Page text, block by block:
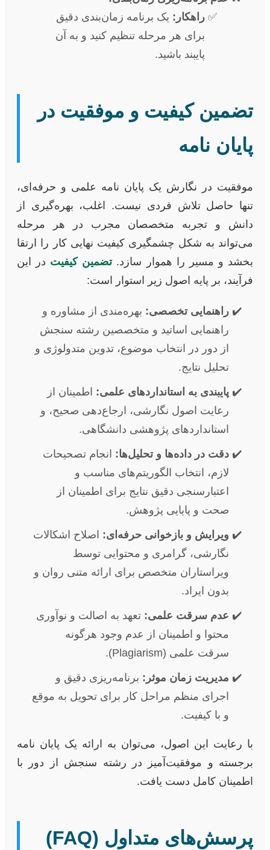
راهکار: یک برنامه زمان‌بندی دقیق
برای هر مرحله تنظیم کنید و به آن
پایبند باشید.
تضمین کیفیت و موفقیت در
پایان نامه
موفقیت در نگارش یک پایان نامه علمی و حرفه‌ای،
تنها حاصل تلاش فردی نیست. اغلب، بهره‌گیری از
دانش و تجربه متخصصان مجرب در هر مرحله
می‌تواند به شکل چشمگیری کیفیت نهایی کار را ارتقا
بخشد و مسیر را هموار سازد.تضمین کیفیت در این
فرآیند، بر پایه اصول زیر استوار است:
راهنمایی تخصصی: بهره‌مندی از مشاوره و
راهنمایی اساتید و متخصصین رشته سنجش
از دور در انتخاب موضوع، تدوین متدولوژی و
تحلیل نتایج.
پایبندی به استانداردهای علمی: اطمینان از
رعایت اصول نگارشی، ارجاع‌دهی صحیح، و
استانداردهای پژوهشی دانشگاهی.
دقت در داده‌ها و تحلیل‌ها: انجام تصحیحات
لازم، انتخاب الگوریتم‌های مناسب و
اعتبارسنجی دقیق نتایج برای اطمینان از
صحت و پایایی پژوهش.
ویرایش و بازخوانی حرفه‌ای: اصلاح اشکالات
نگارشی، گرامری و محتوایی توسط
ویراستاران متخصص برای ارائه متنی روان و
بدون ایراد.
عدم سرقت علمی: تعهد به اصالت و نوآوری
محتوا و اطمینان از عدم وجود هرگونه
سرقت علمی (Plagiarism).
مدیریت زمان موثر: برنامه‌ریزی دقیق و
اجرای منظم مراحل کار برای تحویل به موقع
و با کیفیت.
با رعایت این اصول، می‌توان به ارائه یک پایان نامه
برجسته و موفقیت‌آمیز در رشته سنجش از دور با
اطمینان کامل دست یافت.
پرسش‌های متداول (FAQ)